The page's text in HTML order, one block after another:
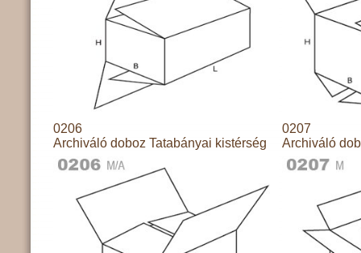
0206
Archiváló doboz Tatabányai kistérség
0207
Archiváló